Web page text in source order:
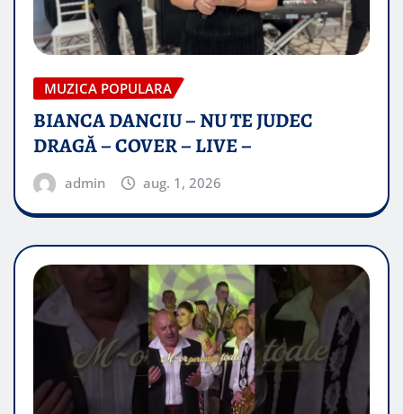
MUZICA POPULARA
BIANCA DANCIU – NU TE JUDEC
DRAGĂ – COVER – LIVE –
admin aug. 1, 2026